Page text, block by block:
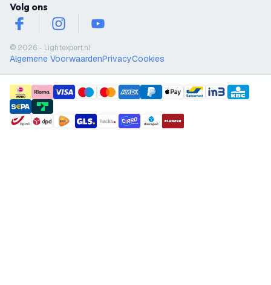
Volg ons
facebookinstagramyoutube
© 2026 - Lightexpert.nl
Algemene VoorwaardenPrivacyCookies
payment methods
shipment methods